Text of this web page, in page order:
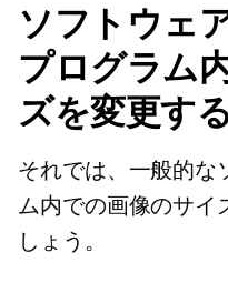
ソフトウェ
プログラム
ズを変更する
それでは、一般的な
ム内での画像のサイ
しょう。